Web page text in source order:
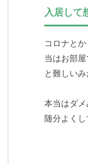
入居して
コロナと
当はお部
と難しいみ
本当はダ
随分よくし